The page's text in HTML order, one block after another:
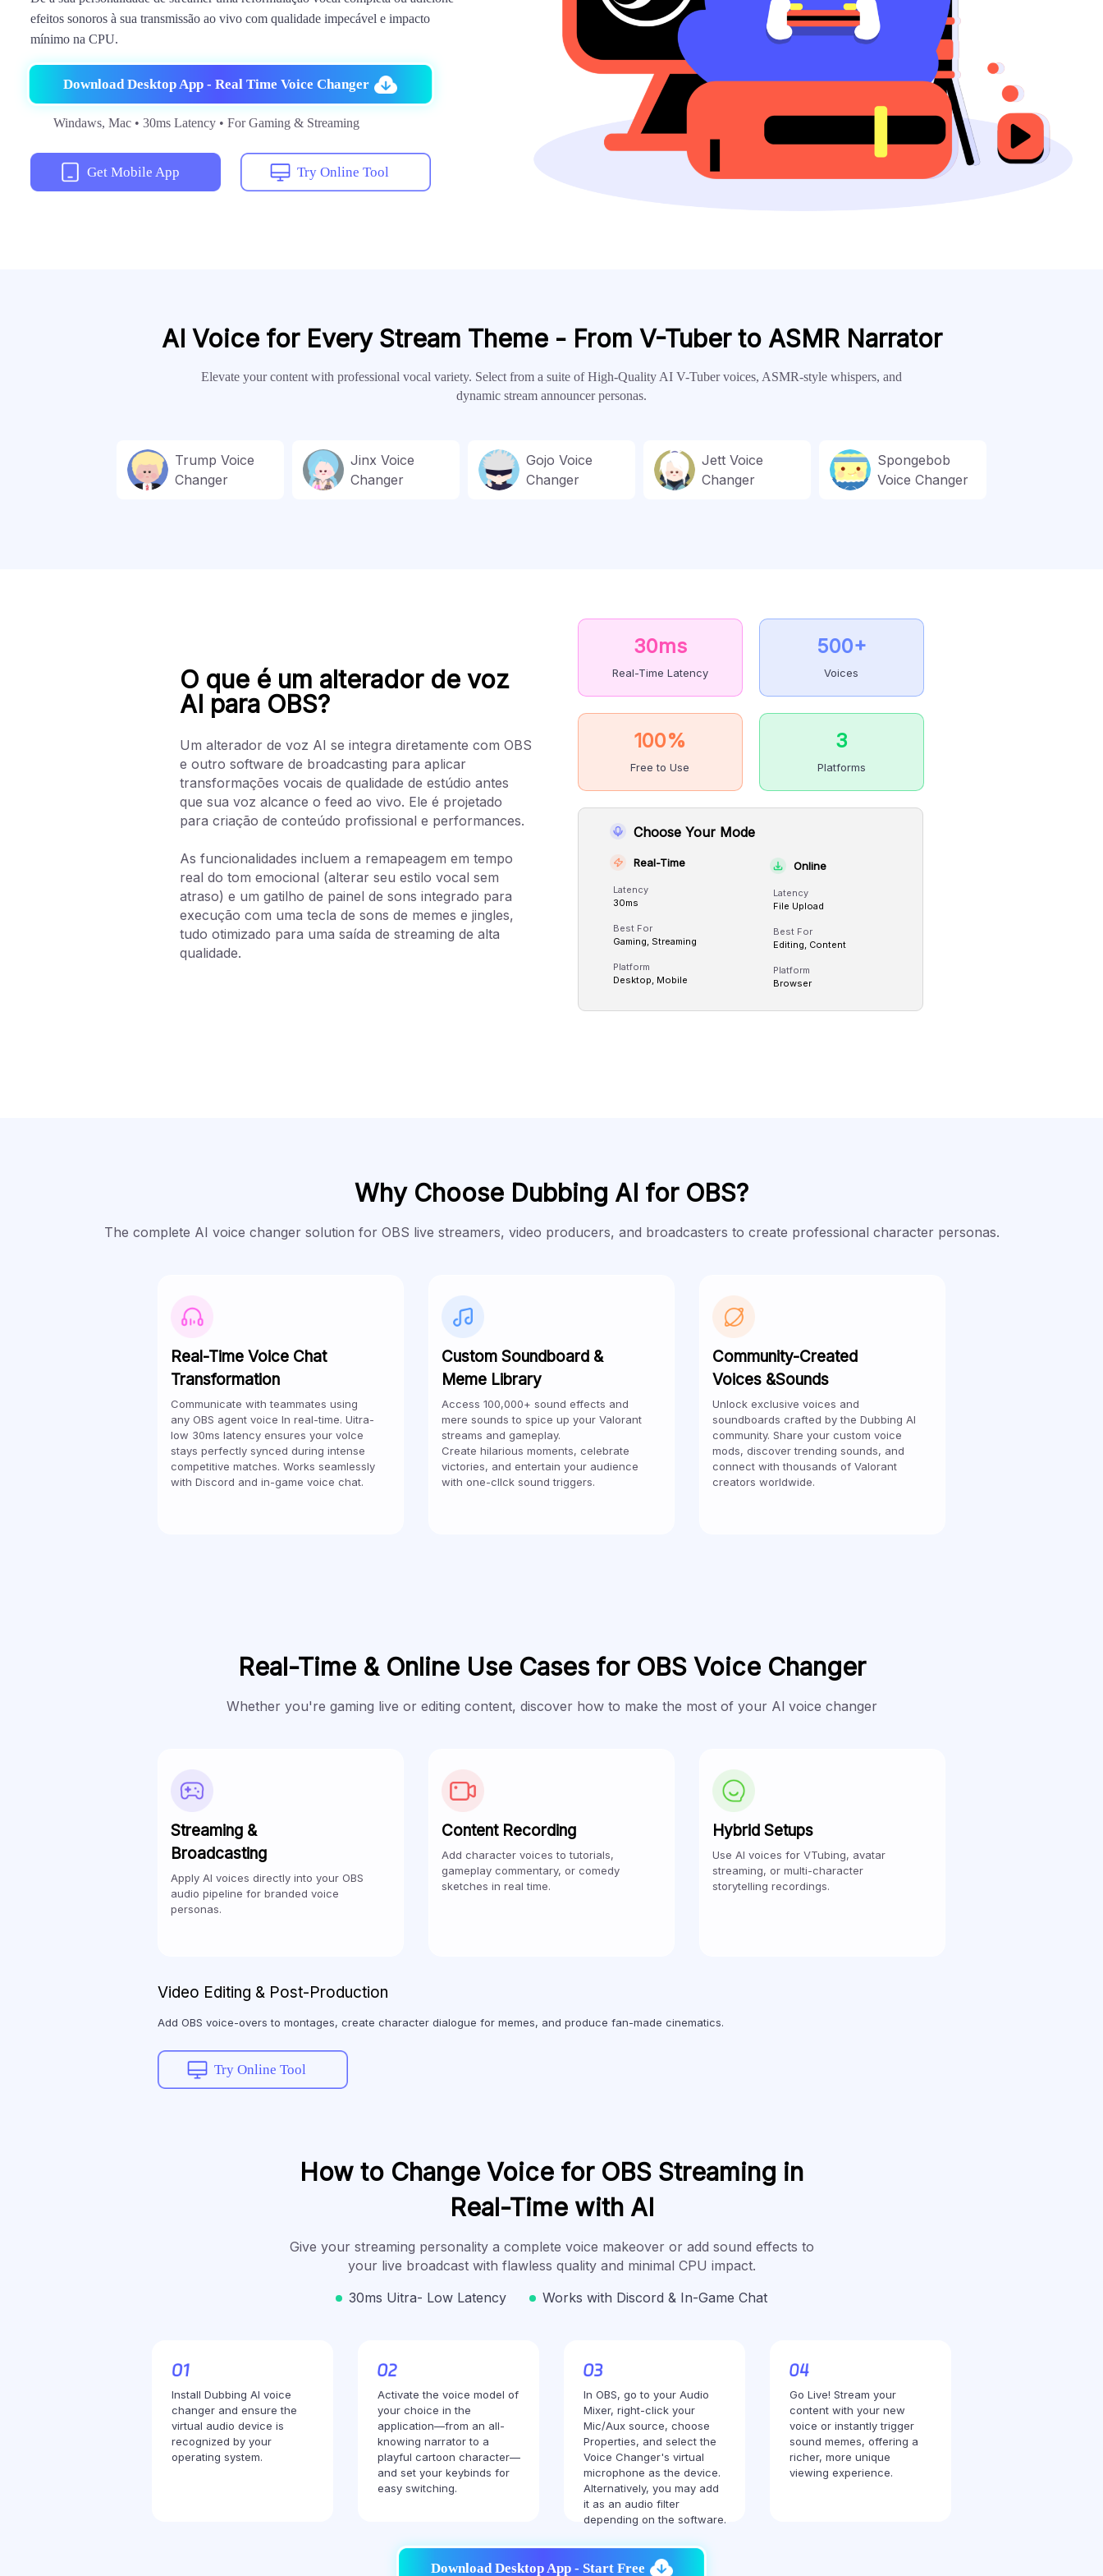
efeitos sonoros à sua transmissão ao vivo com qualidade impecável e impacto
mínimo na CPU.
Download Desktop App - Real Time Voice Changer
Windaws, Mac • 30ms Latency • For Gaming & Streaming
Get Mobile App Try Online Tool
AI Voice for Every Stream Theme - From V-Tuber to ASMR Narrator
Elevate your content with professional vocal variety. Select from a suite of High-Quality AI V-Tuber voices, ASMR-style whispers, and
dynamic stream announcer personas.
Trump Voice
Changer
Jinx Voice
Changer
Gojo Voice
Changer
Jett Voice
Changer
Spongebob
Voice Changer
O que é um alterador de voz
AI para OBS?
Um alterador de voz AI se integra diretamente com OBS
e outro software de broadcasting para aplicar
transformações vocais de qualidade de estúdio antes
que sua voz alcance o feed ao vivo. Ele é projetado
para criação de conteúdo profissional e performances.
As funcionalidades incluem a remapeagem em tempo
real do tom emocional (alterar seu estilo vocal sem
atraso) e um gatilho de painel de sons integrado para
execução com uma tecla de sons de memes e jingles,
tudo otimizado para uma saída de streaming de alta
qualidade.
30ms
Real-Time Latency
500+
Voices
100%
Free to Use
3
Platforms
Choose Your Mode
Real-Time
Latency
30ms
Best For
Gaming, Streaming
Platform
Desktop, Mobile
Online
Latency
File Upload
Best For
Editing, Content
Platform
Browser
Why Choose Dubbing AI for OBS?
The complete AI voice changer solution for OBS live streamers, video producers, and broadcasters to create professional character personas.
Real-Time Voice Chat
Transformation
Communicate with teammates using
any OBS agent voice In real-time. Uitra-
low 30ms latency ensures your volce
stays perfectly synced during intense
competitive matches. Works seamlessly
with Discord and in-game voice chat.
Custom Soundboard &
Meme Library
Access 100,000+ sound effects and
mere sounds to spice up your Valorant
streams and gameplay.
Create hilarious moments, celebrate
victories, and entertain your audience
with one-cllck sound triggers.
Community-Created
Voices &Sounds
Unlock exclusive voices and
soundboards crafted by the Dubbing Al
community. Share your custom voice
mods, discover trending sounds, and
connect with thousands of Valorant
creators worldwide.
Real-Time & Online Use Cases for OBS Voice Changer
Whether you're gaming live or editing content, discover how to make the most of your Al voice changer
Streaming &
Broadcasting
Apply AI voices directly into your OBS
audio pipeline for branded voice
personas.
Content Recording
Add character voices to tutorials,
gameplay commentary, or comedy
sketches in real time.
Hybrid Setups
Use AI voices for VTubing, avatar
streaming, or multi-character
storytelling recordings.
Video Editing & Post-Production
Add OBS voice-overs to montages, create character dialogue for memes, and produce fan-made cinematics.
Try Online Tool
How to Change Voice for OBS Streaming in
Real-Time with AI
Give your streaming personality a complete voice makeover or add sound effects to
your live broadcast with flawless quality and minimal CPU impact.
30ms Uitra- Low Latency
Works with Discord & In-Game Chat
Install Dubbing AI voice
changer and ensure the
virtual audio device is
recognized by your
operating system.
Activate the voice model of
your choice in the
application—from an all-
knowing narrator to a
playful cartoon character—
and set your keybinds for
easy switching.
In OBS, go to your Audio
Mixer, right-click your
Mic/Aux source, choose
Properties, and select the
Voice Changer's virtual
microphone as the device.
Alternatively, you may add
it as an audio filter
depending on the software.
Go Live! Stream your
content with your new
voice or instantly trigger
sound memes, offering a
richer, more unique
viewing experience.
Download Desktop App - Start Free